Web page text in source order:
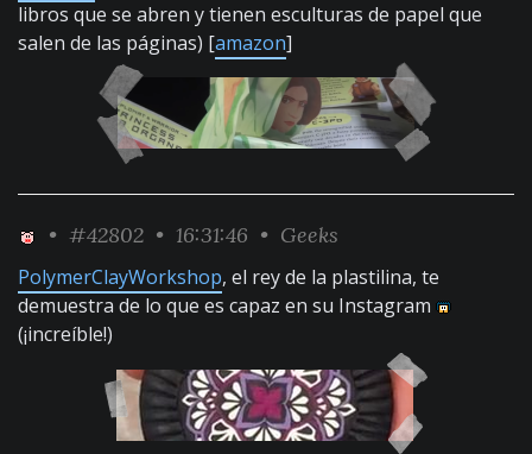
libros que se abren y tienen esculturas de papel que
salen de las páginas) [amazon]
• #42802 • 16:31:46 • Geeks
PolymerClayWorkshop, el rey de la plastilina, te
demuestra de lo que es capaz en su Instagram
(¡increíble!)